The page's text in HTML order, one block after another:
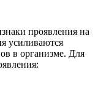
проявления на
усиливаются
в организме. Для